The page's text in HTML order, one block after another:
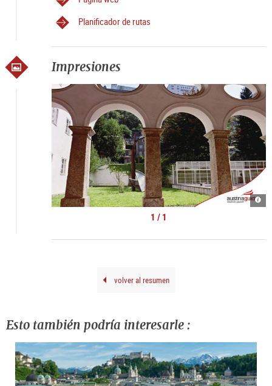
Planificador de rutas
Impresiones
1 / 1
volver al resumen
Esto también podría interesarle :